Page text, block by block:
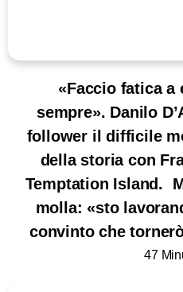
«Faccio fatica a
sempre». Danilo
follower il difficile
della storia con
Temptation Island.
molla: «sto
convinto che
47